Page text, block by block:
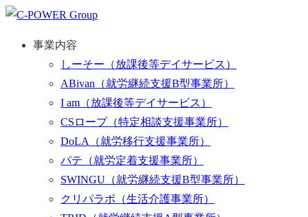
事業内容
しーそー （放課後等デイサービス）
ABivan （就労継続支援B型事業所）
I am （放課後等デイサービス）
CSロープ（特定相談支援事業所）
DoLA
（就労移行支援事業所）
パテ （就労定着支援事業所）
SWINGU （就労継続支援B型事業所）
クリパラボ （生活介護事業所）